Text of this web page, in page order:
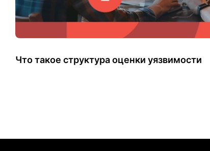
Что такое структура оценки уязвимости